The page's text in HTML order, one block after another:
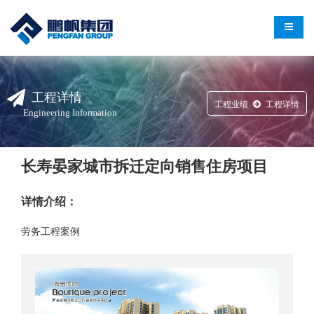
导航
工程详情
Engineering Information
工程业绩 工程详情
长寿晏家城市拆迁定向销售住房项目
详情介绍：
劳务工程案例